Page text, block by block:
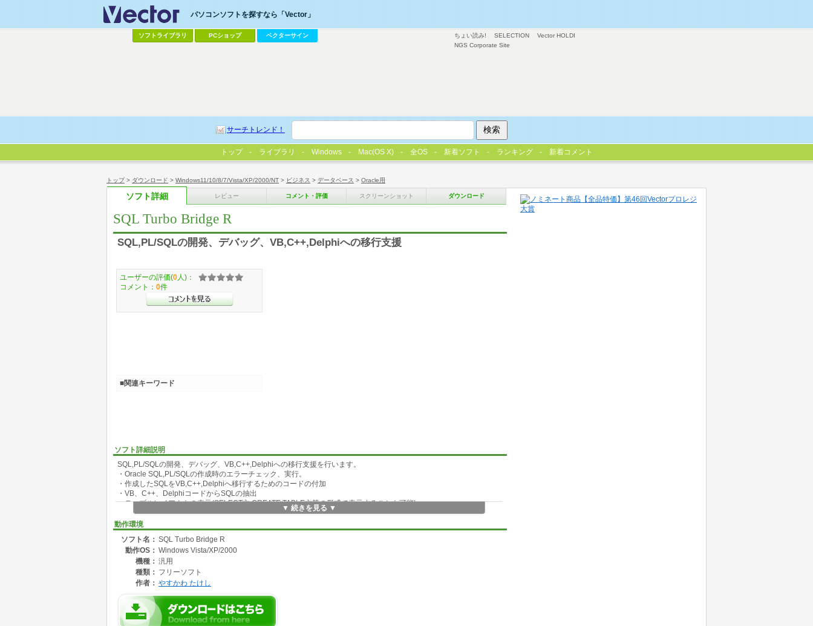
トップ> ダウンロード > Windows11/10/8/7/Vista/XP/2000/NT > ビジネス > データベース > Oracle用
ソフト詳細 レビュー コメント・評価 スクリーンショット ダウンロード
SQL Turbo Bridge R
SQL,PL/SQLの開発、デバッグ、VB,C++,Delphiへの移行支援
ソフト詳細説明
SQL,PL/SQLの開発、デバッグ、VB,C++,Delphiへの移行支援を行います。
・Oracle SQL,PL/SQLの作成時のエラーチェック、実行。
・作成したSQLをVB,C++,Delphiへ移行するためのコードの付加
・VB、C++、DelphiコードからSQLの抽出
・テーブルレイアウトの表示(SELECT文,CREATE TABLE文等の形式で表示することも可能)
・テーブル内容のメンテナンス(追加、修正、削除)
・最初のOracleへの要求時に自動接続。
▼ 続きを見る ▼
動作環境
ソフト名： SQL Turbo Bridge R
動作OS： Windows Vista/XP/2000
機種： 汎用
種類： フリーソフト
作者： やすかわ たけし
ユーザーの評価(0 人)：
コメント： 0件
■関連キーワード
ちょい読み! SELECTION
Vector HOLDI
NGS Corporate Site
パソコンソフトを探すなら「Vector」
ソフトライブラリ PCショップ ベクターサイン
サーチトレンド！
トップ ライブラリ Windows Mac(OS X) 全OS 新着ソフト ランキング 新着コメント